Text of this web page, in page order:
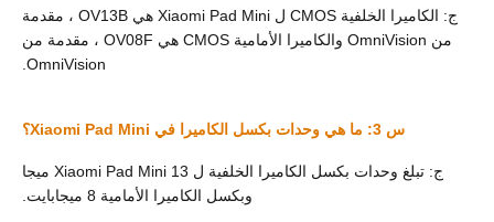
ج: الكاميرا الخلفية CMOS ل Xiaomi Pad Mini هي OV13B ، مقدمة
من OmniVision والكاميرا الأمامية CMOS هي OV08F ، مقدمة من
OmniVision.
س 3: ما هي وحدات بكسل الكاميرا في Xiaomi Pad Mini؟
ج: تبلغ وحدات بكسل الكاميرا الخلفية ل Xiaomi Pad Mini 13 ميجا
وبكسل الكاميرا الأمامية 8 ميجابايت.